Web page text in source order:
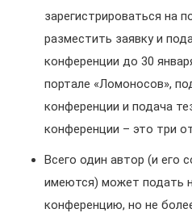
зарегистрироваться на
разместить заявку и
конференции до 30
портале «Ломоносов»,
конференции и подача
конференции – это три
Всего один автор (и его
имеются) может подать
конференцию, но не